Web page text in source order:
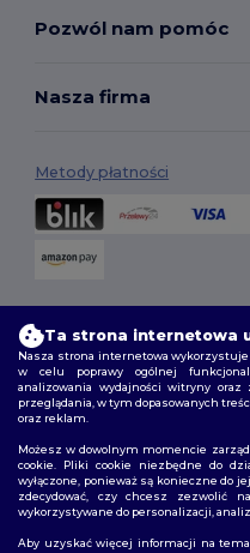
Pozwól nam pomóc
Nasza firma
Metody płatności
Śledź nas
Ta strona internetowa
Nasza strona internetowa
w celu poprawy ogólnej
analizowania wydajności witryny oraz
przeglądania, w tym dopasowanych
oraz reklam.
Możesz w dowolnym momencie
cookie. Pliki cookie niezbędne do
wyłączone, ponieważ są konieczne do
zdecydować, czy chcesz zezwolić
wykorzystywane do personalizacji,
Aby uzyskać więcej informacji na